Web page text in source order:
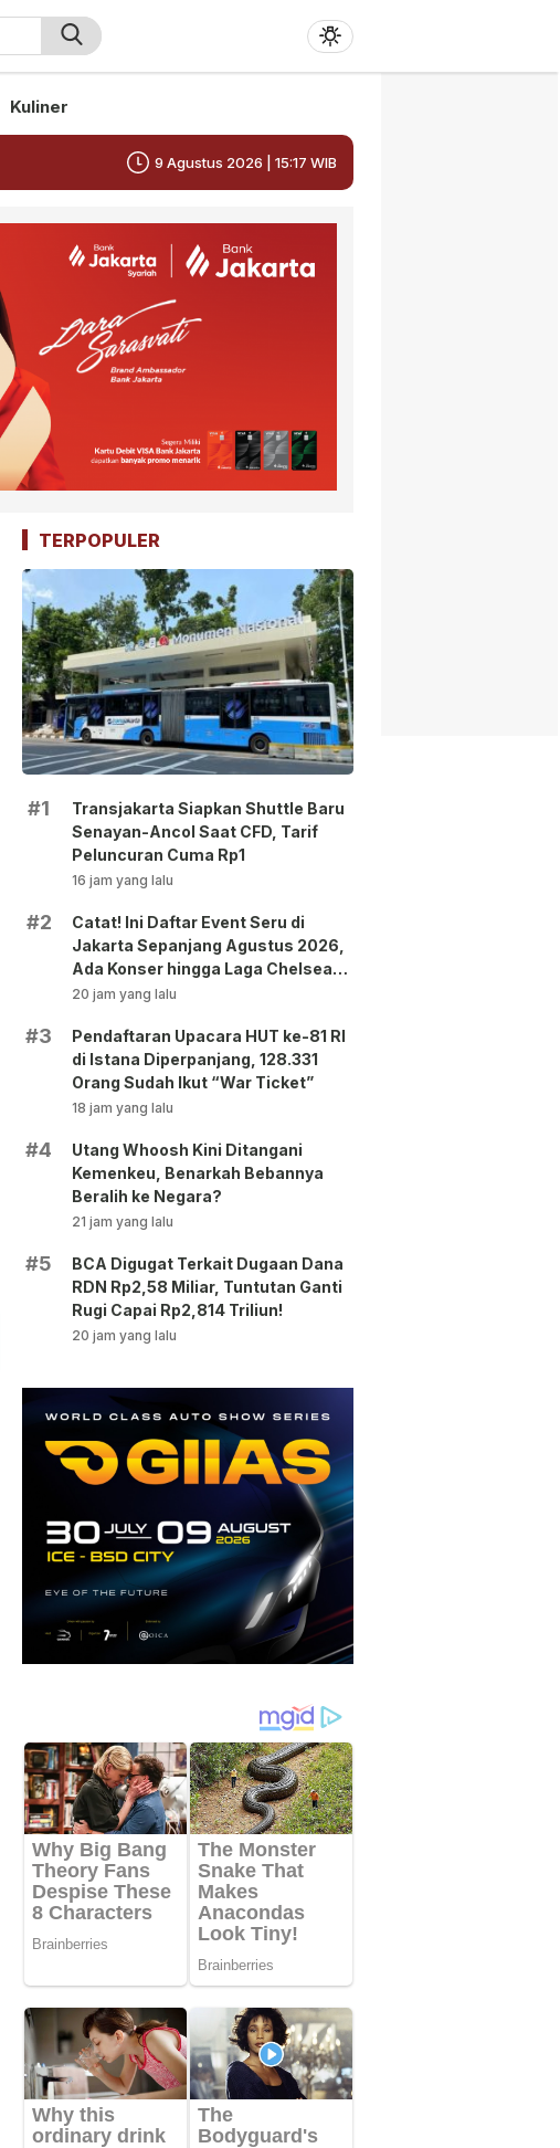
Kuliner
9 Agustus 2026 | 15:17 WIB
TERPOPULER
#1
Transjakarta Siapkan Shuttle Baru
Senayan-Ancol Saat CFD, Tarif
Peluncuran Cuma Rp1
16 jam yang lalu
#2
Catat! Ini Daftar Event Seru di
Jakarta Sepanjang Agustus 2026,
Ada Konser hingga Laga Chelsea
vs AC Milan
20 jam yang lalu
#3
Pendaftaran Upacara HUT ke-81 RI
di Istana Diperpanjang, 128.331
Orang Sudah Ikut “War Ticket”
18 jam yang lalu
#4
Utang Whoosh Kini Ditangani
Kemenkeu, Benarkah Bebannya
Beralih ke Negara?
21 jam yang lalu
#5
BCA Digugat Terkait Dugaan Dana
RDN Rp2,58 Miliar, Tuntutan Ganti
Rugi Capai Rp2,814 Triliun!
20 jam yang lalu